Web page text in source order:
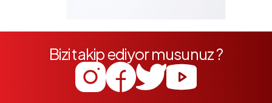
Bizi takip ediyor musunuz ?